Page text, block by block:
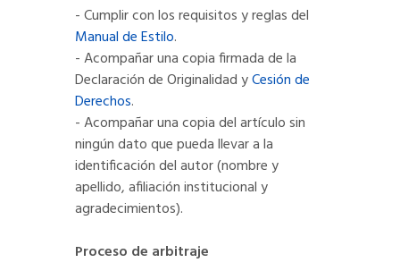
- Cumplir con los requisitos y reglas del
Manual de Estilo.
- Acompañar una copia firmada de la
Declaración de Originalidad yCesión de
Derechos.
- Acompañar una copia del artículo sin
ningún dato que pueda llevar a la
identificación del autor (nombre y
apellido, afiliación institucional y
agradecimientos).
Proceso de arbitraje